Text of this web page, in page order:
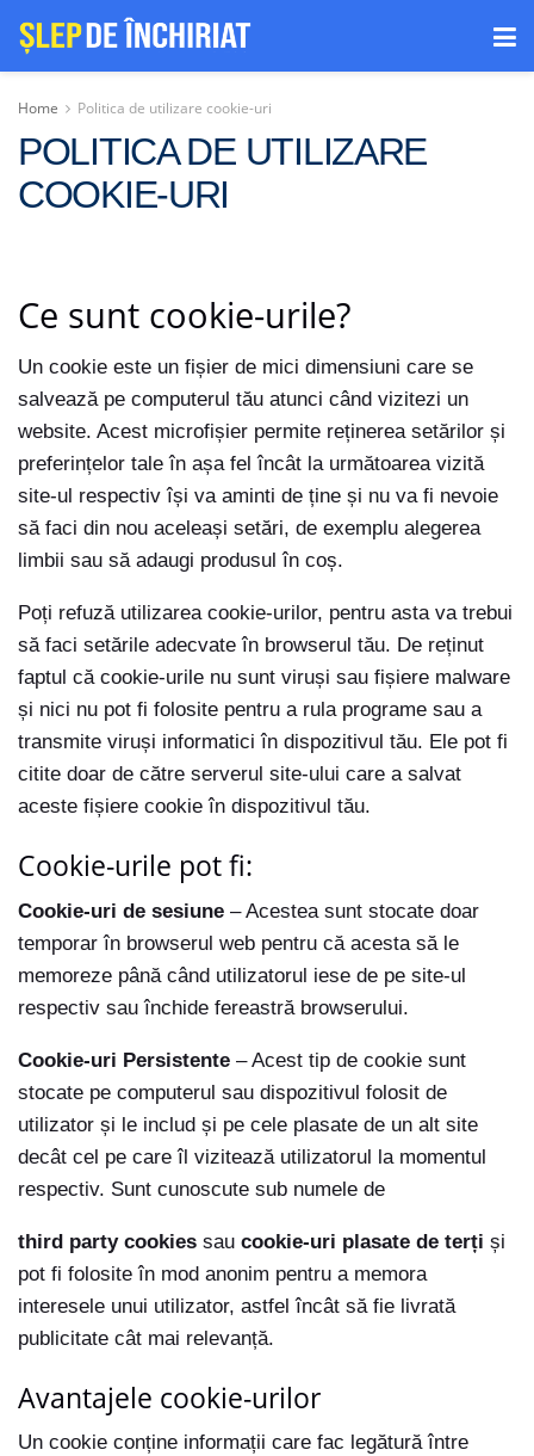
Home Politica de utilizare cookie-uri
POLITICA DE UTILIZARE
COOKIE-URI
Ce sunt cookie-urile?
Un cookie este un fișier de mici dimensiuni care se
salvează pe computerul tău atunci când vizitezi un
website. Acest microfișier permite reținerea setărilor și
preferințelor tale în așa fel încât la următoarea vizită
site-ul respectiv își va aminti de ține și nu va fi nevoie
să faci din nou aceleași setări, de exemplu alegerea
limbii sau să adaugi produsul în coș.
Poți refuză utilizarea cookie-urilor, pentru asta va trebui
să faci setările adecvate în browserul tău. De reținut
faptul că cookie-urile nu sunt viruși sau fișiere malware
și nici nu pot fi folosite pentru a rula programe sau a
transmite viruși informatici în dispozitivul tău. Ele pot fi
citite doar de către serverul site-ului care a salvat
aceste fișiere cookie în dispozitivul tău.
Cookie-urile pot fi:
Cookie-uri de sesiune – Acestea sunt stocate doar
temporar în browserul web pentru că acesta să le
memoreze până când utilizatorul iese de pe site-ul
respectiv sau închide fereastră browserului.
Cookie-uri Persistente – Acest tip de cookie sunt
stocate pe computerul sau dispozitivul folosit de
utilizator și le includ și pe cele plasate de un alt site
decât cel pe care îl vizitează utilizatorul la momentul
respectiv. Sunt cunoscute sub numele de
third party cookies sau cookie-uri plasate de terți și
pot fi folosite în mod anonim pentru a memora
interesele unui utilizator, astfel încât să fie livrată
publicitate cât mai relevanță.
Avantajele cookie-urilor
Un cookie conține informații care fac legătură între